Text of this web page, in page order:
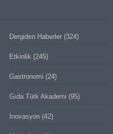
Dergiden Haberler (324)
Etkinlik (245)
Gastronomi (24)
Gıda Türk Akademi (95)
İnovasyon (42)